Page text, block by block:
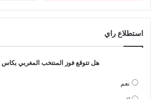
استطلاع راي
هل تتوقع فوز المنتخب المغربي بكاس
نعم